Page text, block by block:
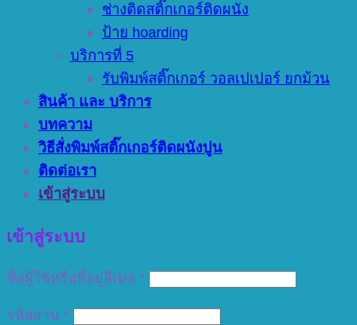
ช่างติดสติ๊กเกอร์ติดผนัง
ป้าย hoarding
บริการที่ 5
รับพิมพ์สติ๊กเกอร์ วอลเปเปอร์ ยกม้วน
สินค้า และ บริการ
บทความ
วิธีสั่งพิมพ์สติ๊กเกอร์ติดผนังปูน
ติดต่อเรา
เข้าสู่ระบบ
เข้าสู่ระบบ
ชื่อผู้ใช้หรือที่อยู่อีเมล *ต้องการ
รหัสผ่าน *ต้องการ